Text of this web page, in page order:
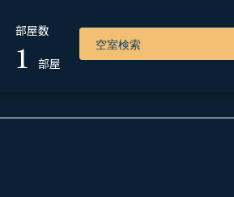
部屋数
1 部屋